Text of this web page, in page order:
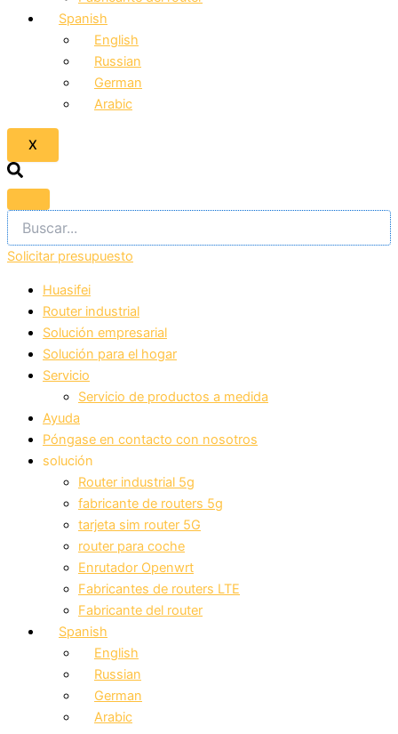
Spanish
English
Russian
German
Arabic
X
Solicitar presupuesto
Huasifei
Router industrial
Solución empresarial
Solución para el hogar
Servicio
Servicio de productos a medida
Ayuda
Póngase en contacto con nosotros
solución
Router industrial 5g
fabricante de routers 5g
tarjeta sim router 5G
router para coche
Enrutador Openwrt
Fabricantes de routers LTE
Fabricante del router
Spanish
English
Russian
German
Arabic